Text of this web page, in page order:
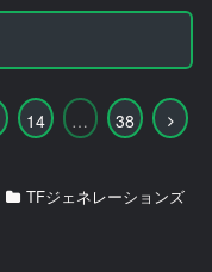
14 … 38
次
TFジェネレーションズ